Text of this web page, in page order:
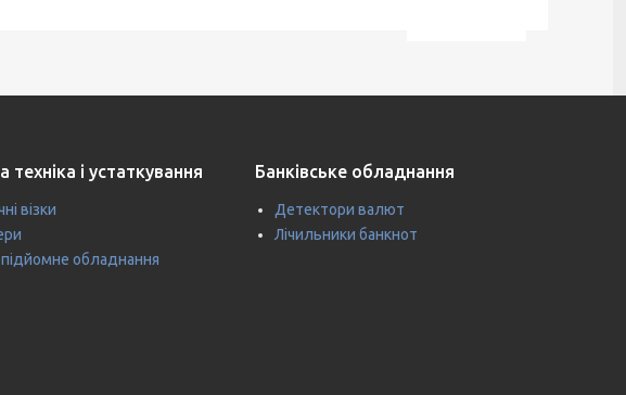
техніка і устаткування
візки
обладнання
Банківське обладнання
Детектори валют
Лічильники банкнот